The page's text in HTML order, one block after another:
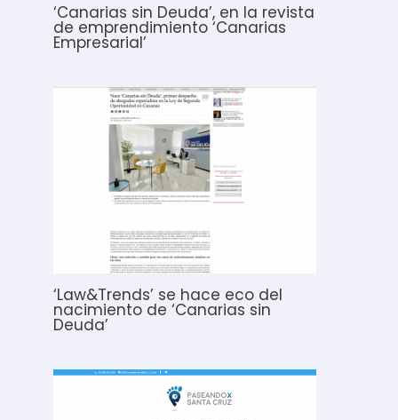
‘Canarias sin Deuda’, en la revista
de emprendimiento ‘Canarias
Empresarial’
‘Law&Trends’ se hace eco del
nacimiento de ‘Canarias sin
Deuda’